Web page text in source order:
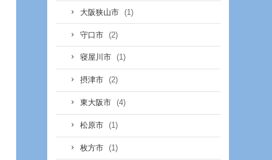
大阪狭山市 (1)
守口市 (2)
寝屋川市 (1)
摂津市 (2)
東大阪市 (4)
松原市 (1)
枚方市 (1)